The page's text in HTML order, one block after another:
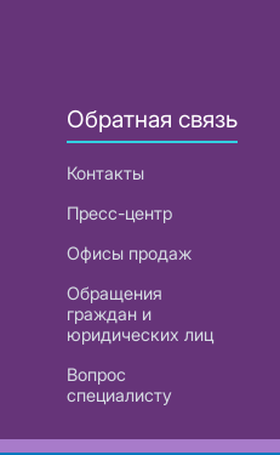
Обратная связь
Контакты
Пресс-центр
Офисы продаж
Обращения
граждан и
юридических лиц
Вопрос
специалисту